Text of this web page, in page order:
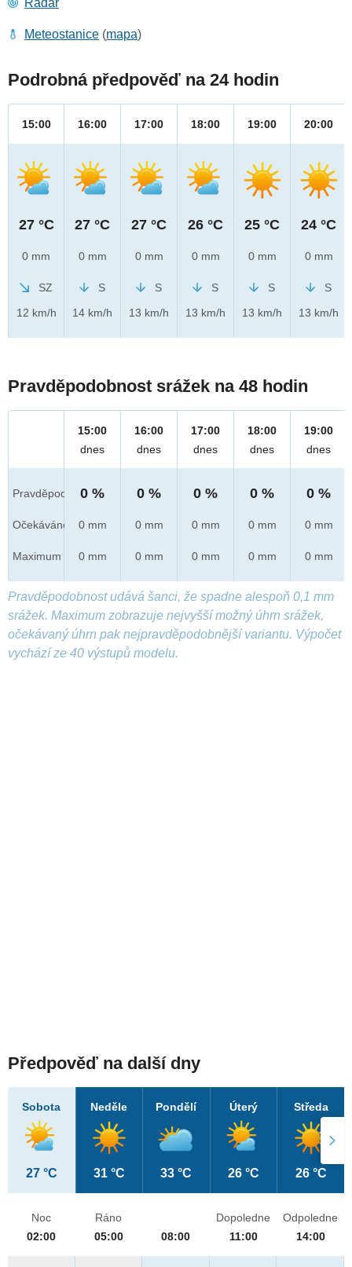
Radar
Meteostanice (mapa)
Podrobná předpověď na 24 hodin
15:00
27 °C
0 mm
SZ
12 km/h
16:00
27 °C
0 mm
S
14 km/h
17:00
27 °C
0 mm
S
13 km/h
18:00
26 °C
0 mm
S
13 km/h
19:00
25 °C
0 mm
S
13 km/h
20:00
24 °C
0 mm
S
13 km/h
Pravděpodobnost srážek na 48 hodin
Pravděpod.
Očekáváno
Maximum
15:00
dnes
0 %
0 mm
0 mm
16:00
dnes
0 %
0 mm
0 mm
17:00
dnes
0 %
0 mm
0 mm
18:00
dnes
0 %
0 mm
0 mm
19:00
dnes
0 %
0 mm
0 mm
Pravděpodobnost udává šanci, že spadne alespoň 0,1 mm
srážek. Maximum zobrazuje nejvyšší možný úhrn srážek,
očekávaný úhrn pak nejpravděpodobnější variantu. Výpočet
vychází ze 40 výstupů modelu.
Předpověď na další dny
Sobota
27 °C
Neděle
31 °C
Pondělí
33 °C
Úterý
26 °C
Středa
26 °C
Noc
02:00
Ráno
05:00
08:00
Dopoledne
11:00
Odpoledne
14:00